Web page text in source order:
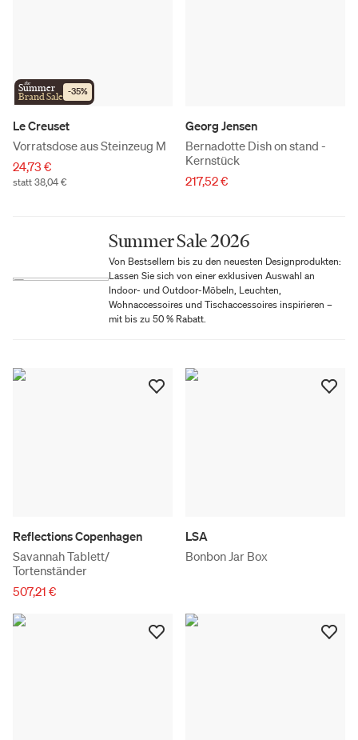
the
Summer
Brand Sale -35%
Le Creuset
Vorratsdose aus Steinzeug M
24,73 €
statt 38,04 €
Georg Jensen
Bernadotte Dish on stand -
Kernstück
217,52 €
Summer Sale 2026
Von Bestsellern bis zu den neuesten Designprodukten:
Lassen Sie sich von einer exklusiven Auswahl an
Indoor- und Outdoor-Möbeln, Leuchten,
Wohnaccessoires und Tischaccessoires inspirieren –
mit bis zu 50 % Rabatt.
Reflections Copenhagen
Savannah Tablett/
Tortenständer
507,21 €
LSA
Bonbon Jar Box